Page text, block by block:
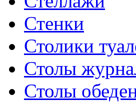
Стенки
Столики
Столы
Столы